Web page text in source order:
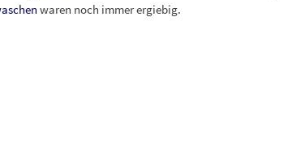
waren noch immer ergiebig.